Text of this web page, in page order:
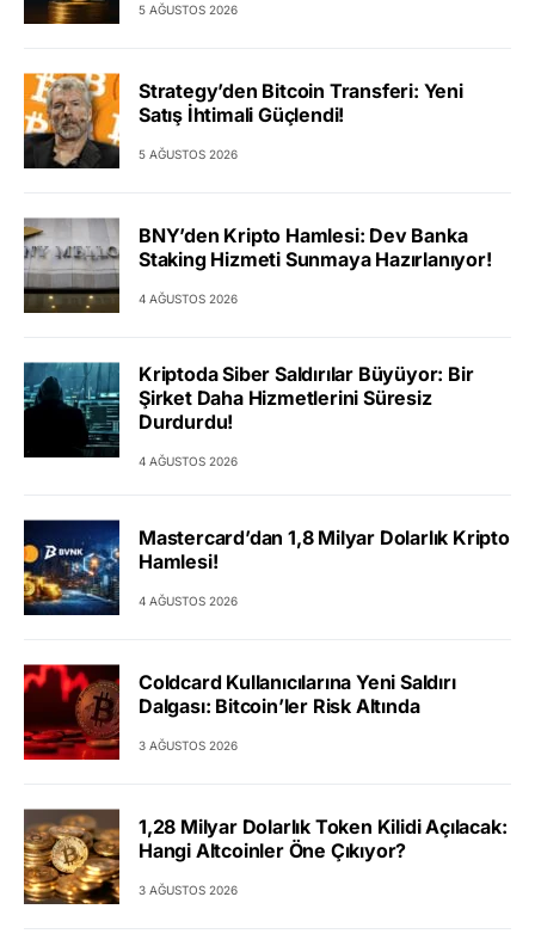
5 AĞUSTOS 2026
Strategy’den Bitcoin Transferi: Yeni
Satış İhtimali Güçlendi!
5 AĞUSTOS 2026
BNY’den Kripto Hamlesi: Dev Banka
Staking Hizmeti Sunmaya Hazırlanıyor!
4 AĞUSTOS 2026
Kriptoda Siber Saldırılar Büyüyor: Bir
Şirket Daha Hizmetlerini Süresiz
Durdurdu!
4 AĞUSTOS 2026
Mastercard’dan 1,8 Milyar Dolarlık Kripto
Hamlesi!
4 AĞUSTOS 2026
Coldcard Kullanıcılarına Yeni Saldırı
Dalgası: Bitcoin’ler Risk Altında
3 AĞUSTOS 2026
1,28 Milyar Dolarlık Token Kilidi Açılacak:
Hangi Altcoinler Öne Çıkıyor?
3 AĞUSTOS 2026